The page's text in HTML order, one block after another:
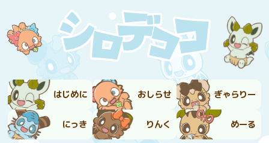
はじめに おしらせ ぎゃらりー
にっき りんく めーる